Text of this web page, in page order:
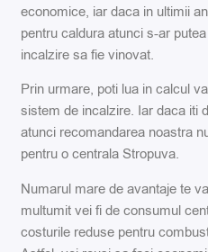
economice, iar daca in ultimii
pentru caldura atunci s-ar
incalzire sa fie vinovat.
Prin urmare, poti lua in calcul
sistem de incalzire. Iar daca iti
atunci recomandarea noastra
pentru o centrala Stropuva.
Numarul mare de avantaje te
multumit vei fi de consumul
costurile reduse pentru